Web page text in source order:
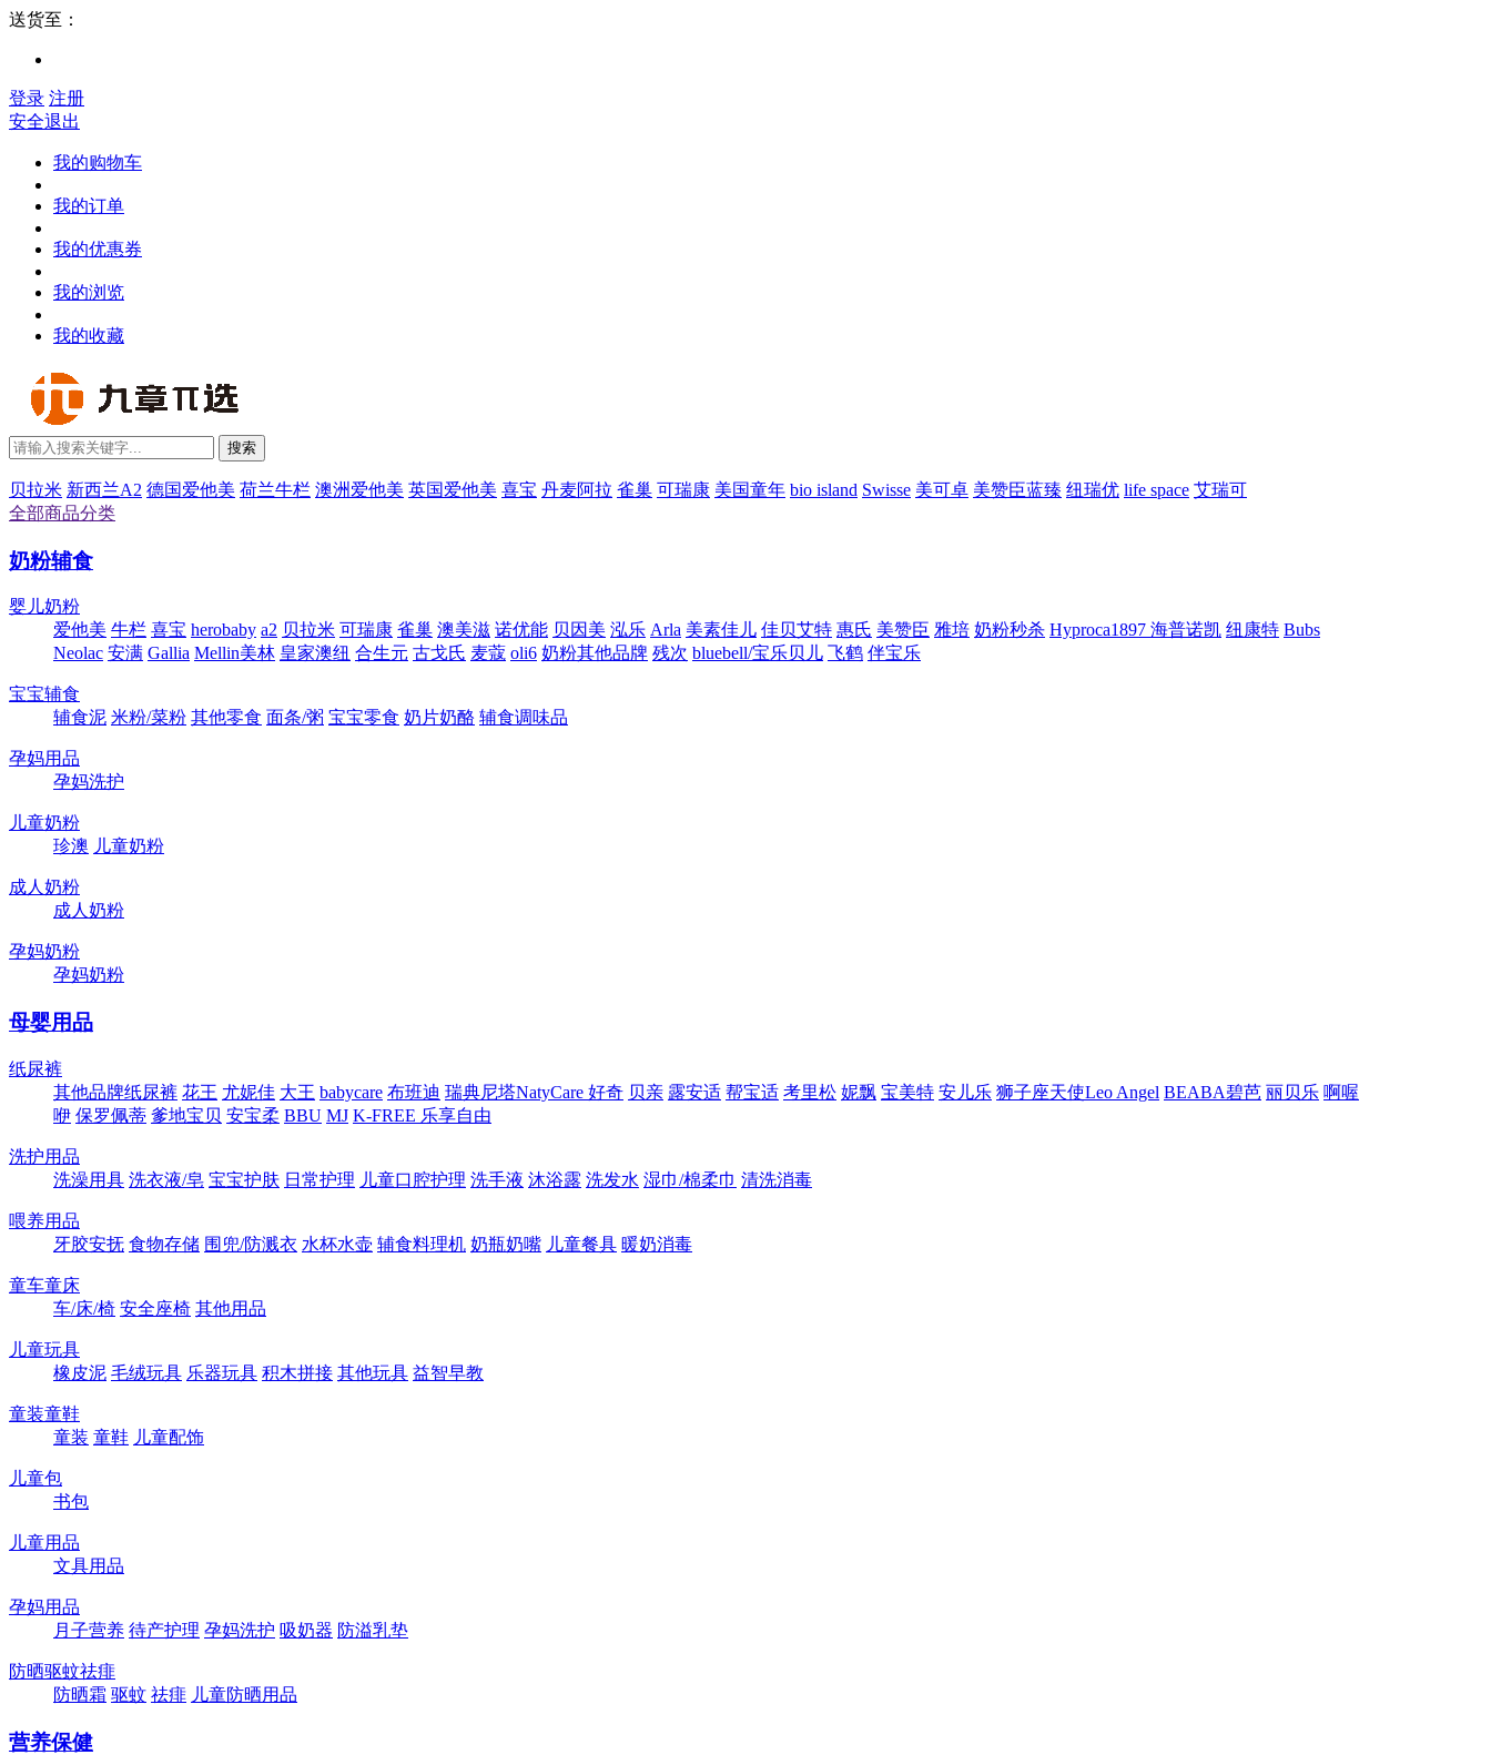
送货至：
登录 注册
安全退出
我的购物车
我的订单
我的优惠券
我的浏览
我的收藏
搜索
贝拉米 新西兰A2 德国爱他美 荷兰牛栏 澳洲爱他美 英国爱他美 喜宝 丹麦阿拉 雀巢 可瑞康 美国童年 bio island Swisse 美可卓 美赞臣蓝臻 纽瑞优 life space 艾瑞可
全部商品分类
奶粉辅食
婴儿奶粉
爱他美 牛栏 喜宝 herobaby a2 贝拉米 可瑞康 雀巢 澳美滋 诺优能 贝因美 泓乐 Arla 美素佳儿 佳贝艾特 惠氏 美赞臣 雅培 奶粉秒杀 Hyproca1897 海普诺凯 纽康特 Bubs
Neolac 安满 Gallia Mellin美林 皇家澳纽 合生元 古戈氏 麦蔻 oli6 奶粉其他品牌 残次 bluebell/宝乐贝儿 飞鹤 伴宝乐
宝宝辅食
辅食泥 米粉/菜粉 其他零食 面条/粥 宝宝零食 奶片奶酪 辅食调味品
孕妈用品
孕妈洗护
儿童奶粉
珍澳 儿童奶粉
成人奶粉
成人奶粉
孕妈奶粉
孕妈奶粉
母婴用品
纸尿裤
其他品牌纸尿裤 花王 尤妮佳 大王 babycare 布班迪 瑞典尼塔NatyCare 好奇 贝亲 露安适 帮宝适 考里松 妮飘 宝美特 安儿乐 狮子座天使Leo Angel BEABA碧芭 丽贝乐 啊喔
咿 保罗佩蒂 爹地宝贝 安宝柔 BBU MJ K-FREE 乐享自由
洗护用品
洗澡用具 洗衣液/皂 宝宝护肤 日常护理 儿童口腔护理 洗手液 沐浴露 洗发水 湿巾/棉柔巾 清洗消毒
喂养用品
牙胶安抚 食物存储 围兜/防溅衣 水杯水壶 辅食料理机 奶瓶奶嘴 儿童餐具 暖奶消毒
童车童床
车/床/椅 安全座椅 其他用品
儿童玩具
橡皮泥 毛绒玩具 乐器玩具 积木拼接 其他玩具 益智早教
童装童鞋
童装 童鞋 儿童配饰
儿童包
书包
儿童用品
文具用品
孕妈用品
月子营养 待产护理 孕妈洗护 吸奶器 防溢乳垫
防晒驱蚊祛痱
防晒霜 驱蚊 祛痱 儿童防晒用品
营养保健